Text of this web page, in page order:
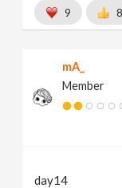
9 8
mA_
Member
day14